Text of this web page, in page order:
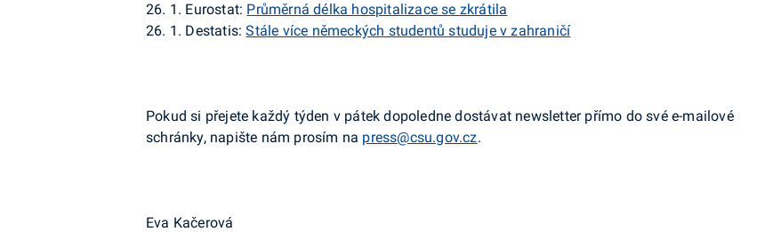
26. 1. Eurostat: Průměrná délka hospitalizace se zkrátila
26. 1. Destatis:Stále více německých studentů studuje v zahraničí
Pokud si přejete každý týden v pátek dopoledne dostávat newsletterpřímo do své e-mailové
schránky, napište nám prosím na press@csu.gov.cz.
Eva Kačerová